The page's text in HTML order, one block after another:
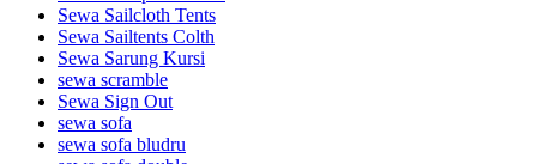
Sewa Sailcloth Tents
Sewa Sailtents Colth
Sewa Sarung Kursi
sewa scramble
Sewa Sign Out
sewa sofa
sewa sofa bludru